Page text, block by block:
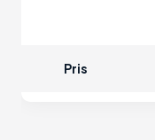
Pris